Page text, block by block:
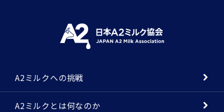
A2ミルクへの挑戦
A2ミルクとは何なのか